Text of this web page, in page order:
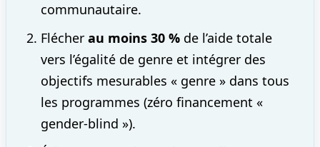
communautaire.
Flécher au moins 30 % de l’aide totale
vers l’égalité de genre et intégrer des
objectifs mesurables « genre » dans tous
les programmes (zéro financement «
gender-blind »).